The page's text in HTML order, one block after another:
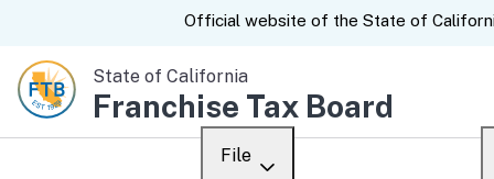
CA.govOfficial website of the State of
State of California
Franchise Tax Board
File